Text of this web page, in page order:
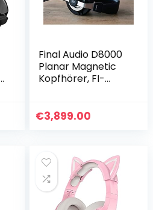
Final Audio D8000
Planar Magnetic
Kopfhörer, FI-
€3,899.00